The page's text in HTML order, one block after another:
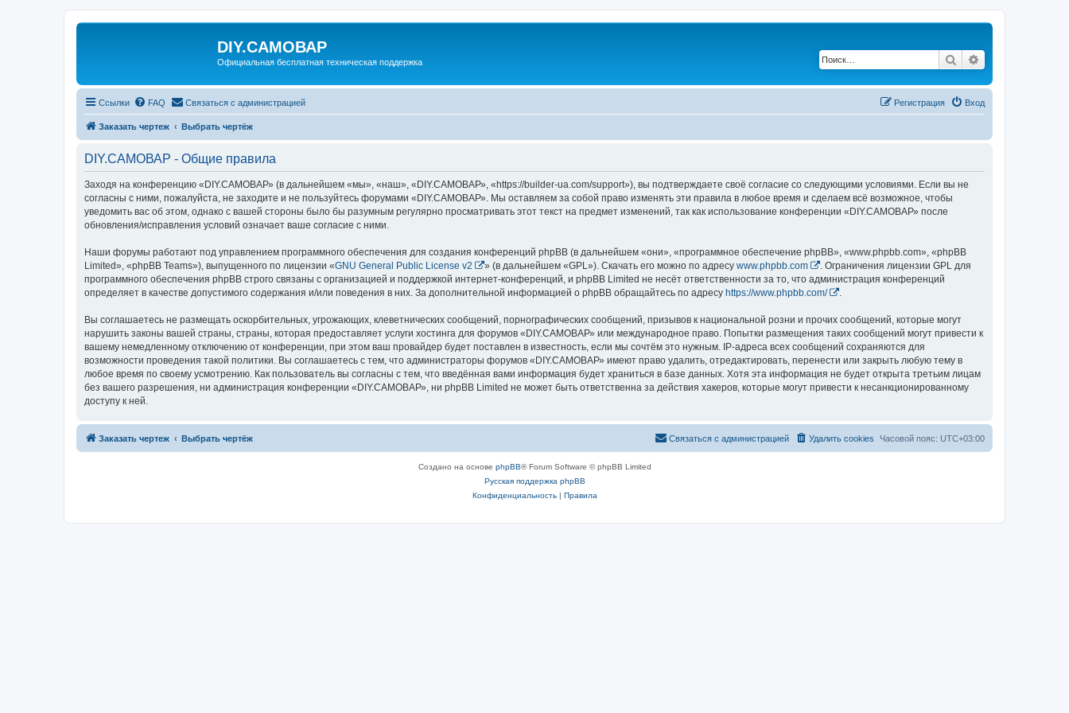
DIY.САМОВАР
Официальная бесплатная техническая поддержка Поиск
Ссылки FAQ Связаться с администрацией Вход
Регистрация
Заказать чертеж Выбрать чертёж
DIY.САМОВАР - Общие правила
Заходя на конференцию «DIY.САМОВАР» (в дальнейшем «мы», «наш», «DIY.САМОВАР», «https://builder-ua.com/support»), вы подтверждаете своё согласие со следующими условиями. Если вы не
согласны с ними, пожалуйста, не заходите и не пользуйтесь форумами «DIY.САМОВАР». Мы оставляем за собой право изменять эти правила в любое время и сделаем всё возможное, чтобы
уведомить вас об этом, однако с вашей стороны было бы разумным регулярно просматривать этот текст на предмет изменений, так как использование конференции «DIY.САМОВАР» после
обновления/исправления условий означает ваше согласие с ними.
Наши форумы работают под управлением программного обеспечения для создания конференций phpBB (в дальнейшем «они», «программное обеспечение phpBB», «www.phpbb.com», «phpBB
Limited», «phpBB Teams»), выпущенного по лицензии «GNU General Public License v2 » (в дальнейшем «GPL»). Скачать его можно по адресу www.phpbb.com
. Ограничения лицензии GPL для
программного обеспечения phpBB строго связаны с организацией и поддержкой интернет-конференций, и phpBB Limited не несёт ответственности за то, что администрация конференций
определяет в качестве допустимого содержания и/или поведения в них. За дополнительной информацией о phpBB обращайтесь по адресу https://www.phpbb.com/ .
Вы соглашаетесь не размещать оскорбительных, угрожающих, клеветнических сообщений, порнографических сообщений, призывов к национальной розни и прочих сообщений, которые могут
нарушить законы вашей страны, страны, которая предоставляет услуги хостинга для форумов «DIY.САМОВАР» или международное право. Попытки размещения таких сообщений могут привести к
вашему немедленному отключению от конференции, при этом ваш провайдер будет поставлен в известность, если мы сочтём это нужным. IP-адреса всех сообщений сохраняются для
возможности проведения такой политики. Вы соглашаетесь с тем, что администраторы форумов «DIY.САМОВАР» имеют право удалить, отредактировать, перенести или закрыть любую тему в
любое время по своему усмотрению. Как пользователь вы согласны с тем, что введённая вами информация будет храниться в базе данных. Хотя эта информация не будет открыта третьим лицам
без вашего разрешения, ни администрация конференции «DIY.САМОВАР», ни phpBB Limited не может быть ответственна за действия хакеров, которые могут привести к несанкционированному
доступу к ней.
Заказать чертеж Выбрать чертёж Часовой пояс: UTC+03:00
Удалить cookies
Связаться с администрацией
Создано на основе phpBB® Forum Software © phpBB Limited
Русская поддержка phpBB
Конфиденциальность| Правила